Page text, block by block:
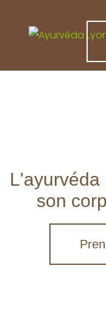
L'ayurvéda
son